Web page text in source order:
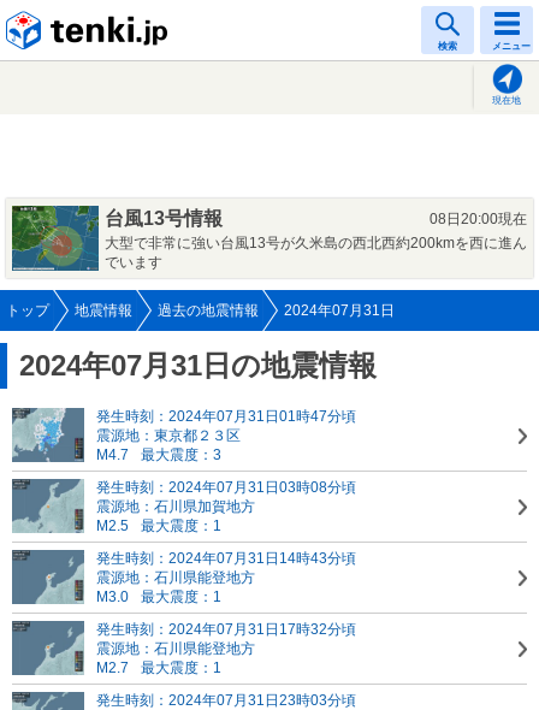
検索 メニュー
現在地
台風13号情報
08日20:00現在
大型で非常に強い台風13号が久米島の西北西約200kmを西に進ん
でいます
トップ 地震情報 過去の地震情報 2024年07月31日
2024年07月31日の地震情報
発生時刻：2024年07月31日01時47分頃
震源地：東京都２３区
M4.7
最大震度：3
発生時刻：2024年07月31日03時08分頃
震源地：石川県加賀地方
M2.5
最大震度：1
発生時刻：2024年07月31日14時43分頃
震源地：石川県能登地方
M3.0
最大震度：1
発生時刻：2024年07月31日17時32分頃
震源地：石川県能登地方
M2.7
最大震度：1
発生時刻：2024年07月31日23時03分頃